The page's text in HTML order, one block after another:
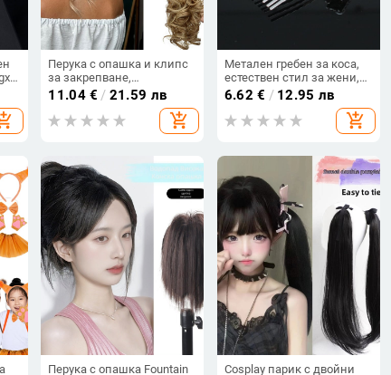
Перука с опашка и клипс
за закрепване,
разрошени малки
къдрици, модел FY219,
високо температурно
влакно, подходяща за
11.04€ / 21.59 лв
add_shopping_cart
Метален гребен за коса,
естествен стил за жени,
кристали,
електроплатина,
възможност за
6.62 € / 12.95 лв
add_shopping_cart
Перука с опашка Fountain
Cosplay парик с двойни